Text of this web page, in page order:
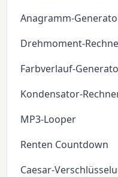
Anagramm-
Drehmoment-
Farbverlauf-
Kondensator-
MP3-Looper
Renten Countdown
Caesar-